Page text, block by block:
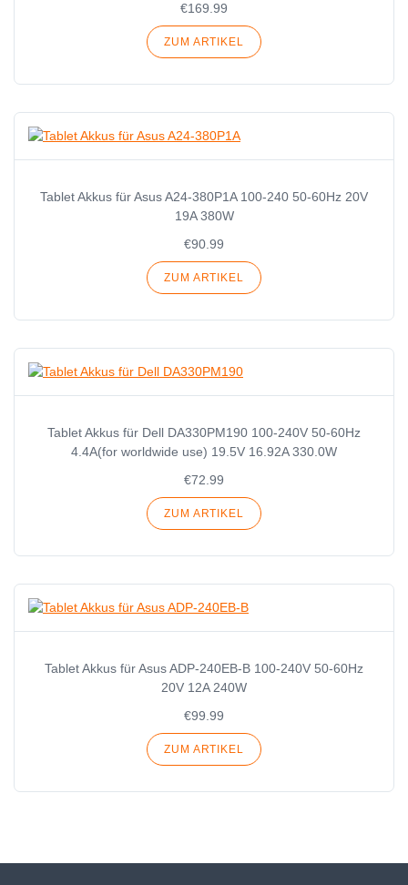
€169.99
ZUM ARTIKEL
Tablet Akkus für Asus A24-380P1A 100-240 50-60Hz 20V
19A 380W
€90.99
ZUM ARTIKEL
Tablet Akkus für Dell DA330PM190 100-240V 50-60Hz
4.4A(for worldwide use) 19.5V 16.92A 330.0W
€72.99
ZUM ARTIKEL
Tablet Akkus für Asus ADP-240EB-B 100-240V 50-60Hz
20V 12A 240W
€99.99
ZUM ARTIKEL